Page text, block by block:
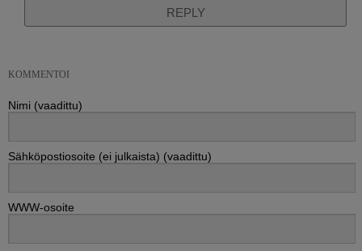
REPLY
KOMMENTOI
Nimi (vaadittu)
Sähköpostiosoite (ei julkaista) (vaadittu)
WWW-osoite